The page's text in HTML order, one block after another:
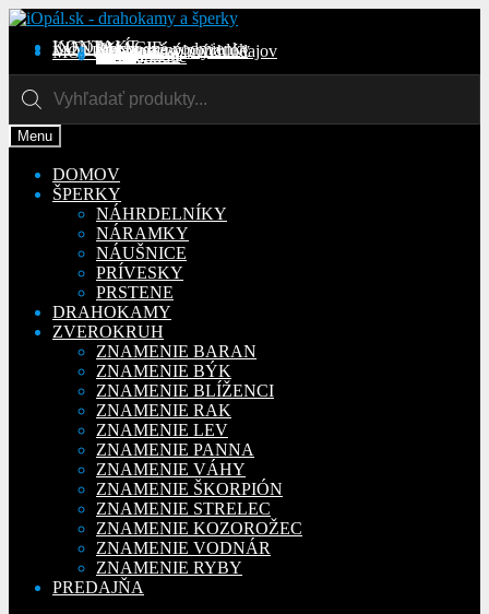
Preskočiť
navigáciu
Preskočiť
obsah
KONTAKT
INFORMÁCIE
Obchodné podmienky
Reklamačný poriadok
Ochrana osobných údajov
MÔJ ÚČETObjednávky
Adresy
Detaily účtu
Na stiahnutie
search
Menu
DOMOV
ŠPERKY
NÁHRDELNÍKY
NÁRAMKY
NÁUŠNICE
PRÍVESKY
PRSTENE
DRAHOKAMY
ZVEROKRUH
ZNAMENIE BARAN
ZNAMENIE BÝK
ZNAMENIE BLÍŽENCI
ZNAMENIE RAK
ZNAMENIE LEV
ZNAMENIE PANNA
ZNAMENIE VÁHY
ZNAMENIE ŠKORPIÓN
ZNAMENIE STRELEC
ZNAMENIE KOZOROŽEC
ZNAMENIE VODNÁR
ZNAMENIE RYBY
PREDAJŇA